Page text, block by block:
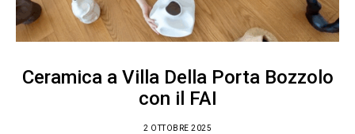
Ceramica a Villa Della Porta Bozzolo
con il FAI
2 OTTOBRE 2025